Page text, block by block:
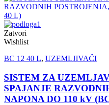
Zatvori
Wishlist
BC 12 40 L, UZEMLJIVAČI
SISTEM ZA
SPAJANJE
NAPONA DO 110 kV